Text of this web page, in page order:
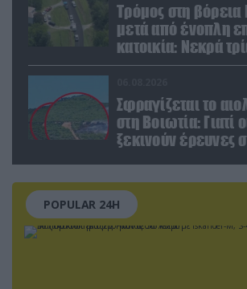
Τρόμος στη βόρεια
μετά από ένοπλη
κατοικία: Νεκρά
οικογένειας – 4 οι
Σφραγίζεται το
στη Βοιωτία: Γιατί
ξεκινούν έρευνες
POPULAR 24H